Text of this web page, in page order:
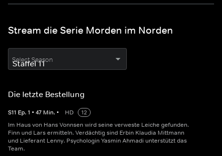
Stream die Serie Morden im Norden
Select Season
Die letzte Bestellung
S11 Ep.1 • 47 Min. • HD
12
Im Haus von Hans Vonnsen wird seine verweste Leiche gefunden.
Finn und Lars ermitteln. Verdächtig sind Erbin Klaudia Mittmann
und Lieferant Lenny. Psychologin Yasmin Ahmadi unterstützt das
Team.